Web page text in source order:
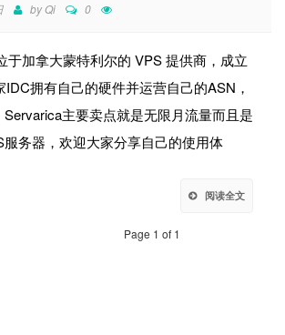
byQi 0
于加拿大蒙特利尔的 VPS 提供商，成立
IDC拥有自己的硬件并运营自己的ASN，
主要卖点就是无限月流量而且是
务器，欢迎大家分享自己的使用体
阅读全文
Page 1 of 1